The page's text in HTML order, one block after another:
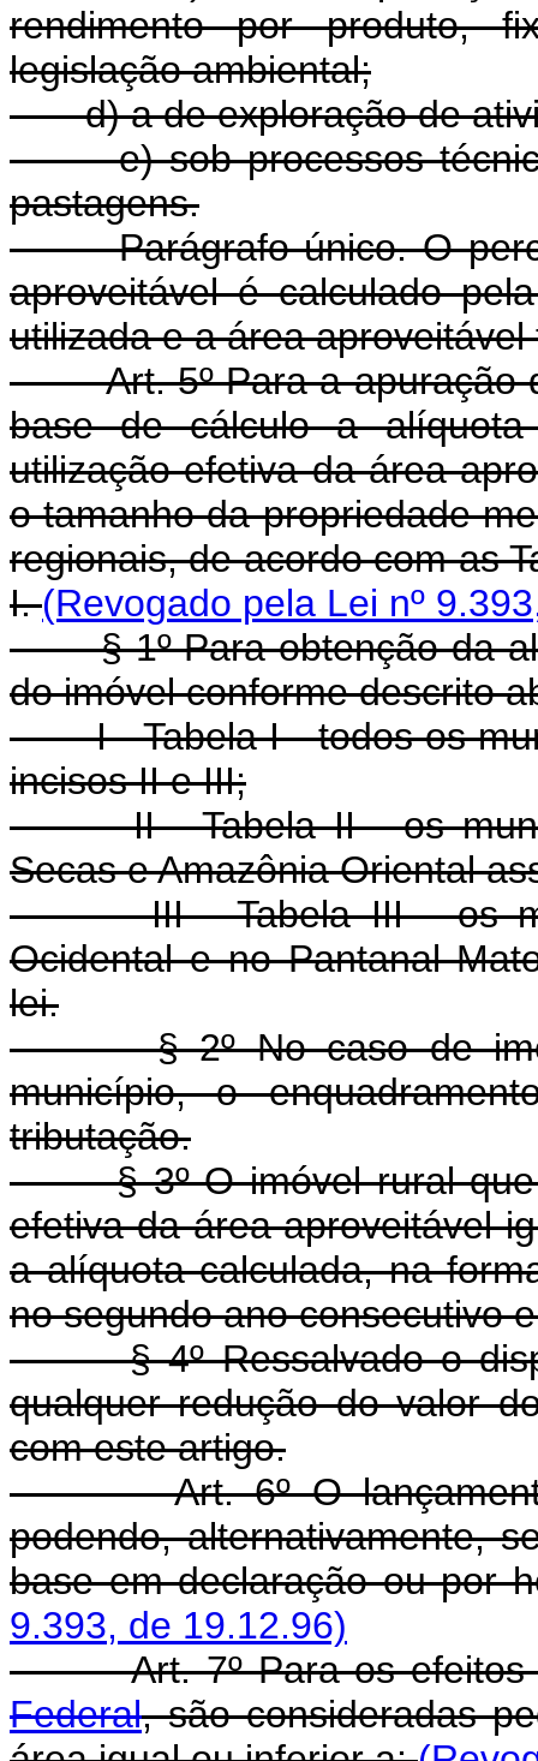
rendimento por produto,
legislação ambiental;
d) a de exploração de
e) sob processos
pastagens.
Parágrafo único. O
aproveitável é calculado
utilizada e a área
Art. 5º Para a apuração
base de cálculo a alíquota
utilização efetiva da área
o tamanho da propriedade
regionais, de acordo com as
I.(Revogado pela Lei nº
§ 1º Para obtenção da
do imóvel conforme descrito
I - Tabela I - todos os
incisos II e III;
II - Tabela II - os
Secas e Amazônia Oriental
III - Tabela III - os
Ocidental e no Pantanal
lei.
§ 2º No caso de
município, o
tributação.
§ 3º O imóvel rural que
efetiva da área aproveitável
a alíquota calculada, na
no segundo ano consecutivo
§ 4º Ressalvado o
qualquer redução do valor
com este artigo.
Art. 6º O lançamento
podendo, alternativamente,
base em declaração ou por
9.393, de 19.12.96)
Art. 7º Para os efeitos
Federal, são consideradas